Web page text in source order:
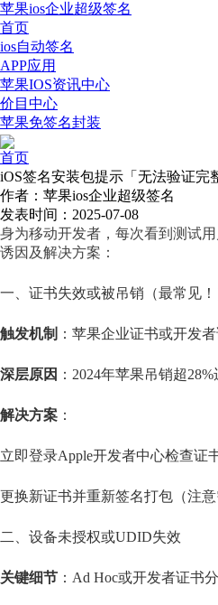
苹果ios企业超级签名
首页
ios自动签名
APP应用
苹果IOS资讯中心
价目中心
苹果免签名封装
首页
iOS签名安装包提示「无法验证完
作者：苹果ios企业超级签名
发表时间：2025-07-08
身为移动开发者，每次看到测试
诱因及解决方案：
一、证书失效或被吊销（最常见！
触发机制 ：苹果企业证书或开发
深层原因 ：2024年苹果吊销超
解决方案 ：
立即登录Apple开发者中心检查证
更换新证书并重新签名打包（注意
二、设备未授权或UDID失效
关键细节 ：Ad Hoc或开发者证书